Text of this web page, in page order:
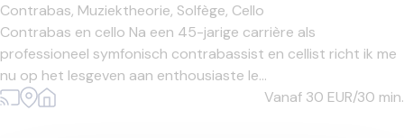
Contrabas, Muziektheorie, Solfège, Cello
Contrabas en cello Na een 45-jarige carrière als
professioneel symfonisch contrabassist en cellist richt ik me
nu op het lesgeven aan enthousiaste le...
Vanaf 30 EUR/30 min.